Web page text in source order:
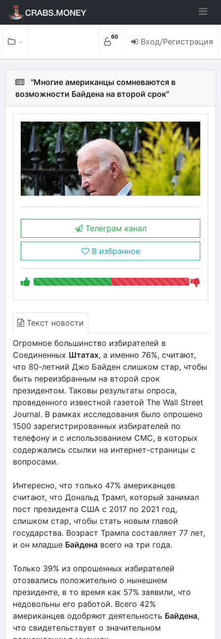
60 Вход/Регистрация
"Многие американцы сомневаются в
возможности Байдена на второй срок"
Телеграм канал
В избранное
Текст новости
Огромное большинство избирателей в
Соединенных Штатах, а именно 76%, считают,
что 80-летний Джо Байден слишком стар, чтобы
быть переизбранным на второй срок
президентом. Таковы результаты опроса,
проведенного известной газетой The Wall Street
Journal. В рамках исследования было опрошено
1500 зарегистрированных избирателей по
телефону и с использованием СМС, в которых
содержались ссылки на интернет-страницы с
вопросами.
Интересно, что только 47% американцев
считают, что Дональд Трамп, который занимал
пост президента США с 2017 по 2021 год,
слишком стар, чтобы стать новым главой
государства. Возраст Трампа составляет 77 лет,
и он младше Байдена всего на три года.
Только 39% из опрошенных избирателей
отозвались положительно о нынешнем
президенте, в то время как 57% заявили, что
недовольны его работой. Всего 42%
американцев одобряют деятельность Байдена,
что свидетельствует о значительном